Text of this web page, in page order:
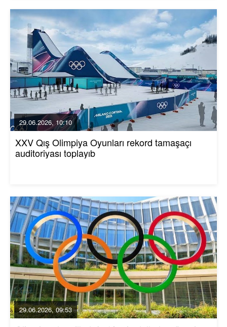
29.06.2026, 10:10
XXV Qış Olimpiya Oyunları rekord tamaşaçı
auditoriyası toplayıb
29.06.2026, 09:53